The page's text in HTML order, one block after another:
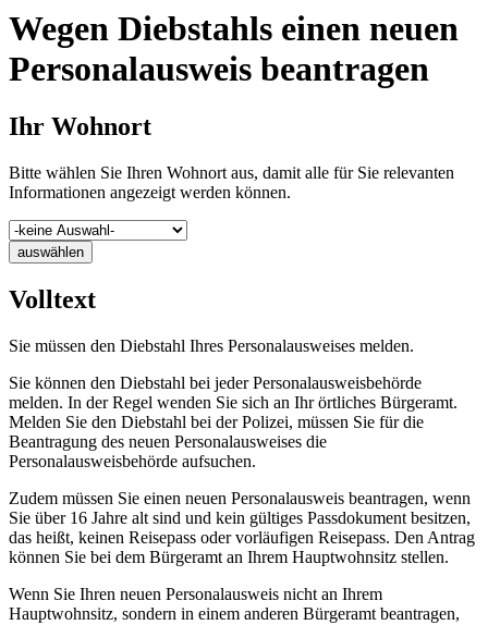
Wegen Diebstahls einen neuen
Personalausweis beantragen
Ihr Wohnort
Bitte wählen Sie Ihren Wohnort aus, damit alle für Sie relevanten
Informationen angezeigt werden können.
auswählen
Volltext
Sie müssen den Diebstahl Ihres Personalausweises melden.
Sie können den Diebstahl bei jeder Personalausweisbehörde
melden. In der Regel wenden Sie sich an Ihr örtliches Bürgeramt.
Melden Sie den Diebstahl bei der Polizei, müssen Sie für die
Beantragung des neuen Personalausweises die
Personalausweisbehörde aufsuchen.
Zudem müssen Sie einen neuen Personalausweis beantragen, wenn
Sie über 16 Jahre alt sind und kein gültiges Passdokument besitzen,
das heißt, keinen Reisepass oder vorläufigen Reisepass. Den Antrag
können Sie bei dem Bürgeramt an Ihrem Hauptwohnsitz stellen.
Wenn Sie Ihren neuen Personalausweis nicht an Ihrem
Hauptwohnsitz, sondern in einem anderen Bürgeramt beantragen,